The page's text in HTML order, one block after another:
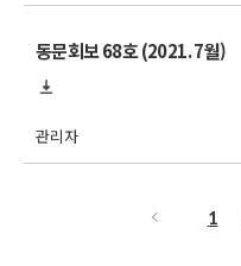
동문회보 68호 (2021. 7월)
관리자
1